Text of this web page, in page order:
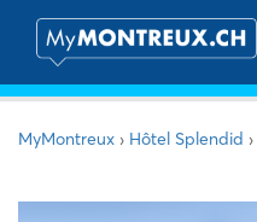
MyMontreux › Hôtel Splendid ›